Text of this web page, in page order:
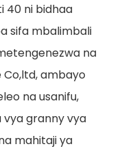
40 ni bidhaa
sifa mbalimbali
na
Co,ltd, ambayo
na usanifu,
vya granny vya
mahitaji ya